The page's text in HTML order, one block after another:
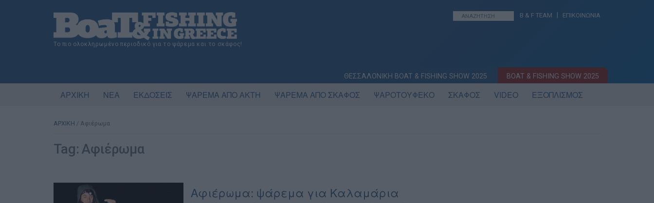
Το πιο ολοκληρωμένο περιοδικό για το ψάρεμα και το σκάφος!
B & F TEAM ΕΠΙΚΟΙΝΩΝΙΑ
ΘΕΣΣΑΛΟΝΙΚΗ BOAT & FISHING SHOW 2025 BOAT & FISHING SHOW 2025
ΑΡΧΙΚΗ ΝΕΑ ΕΚΔΟΣΕΙΣ ΨΑΡΕΜΑ ΑΠΟ ΑΚΤΗ ΨΑΡΕΜΑ ΑΠΟ ΣΚΑΦΟΣ ΨΑΡΟΤΟΥΦΕΚΟ ΣΚΑΦΟΣ VIDEO ΕΞΟΠΛΙΣΜΟΣ
ΑΡΧΙΚΗ / Αφιέρωμα
Tag: Αφιέρωμα
Αφιέρωμα: ψάρεμα για Καλαμάρια